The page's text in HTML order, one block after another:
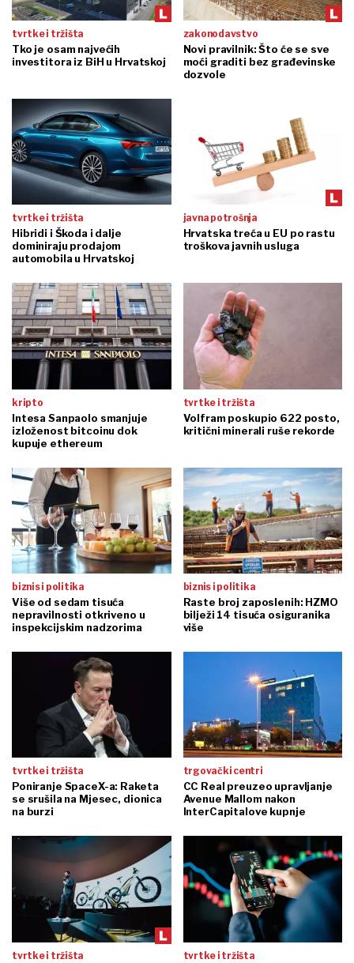
tvrtke i tržišta
Tko je osam najvećih
investitora iz BiH u Hrvatskoj
zakonodavstvo
Novi pravilnik: Što će se sve
moći graditi bez građevinske
dozvole
tvrtke i tržišta
Hibridi i Škoda i dalje
dominiraju prodajom
automobila u Hrvatskoj
javna potrošnja
Hrvatska treća u EU po rastu
troškova javnih usluga
kripto
Intesa Sanpaolo smanjuje
izloženost bitcoinu dok
kupuje ethereum
tvrtke i tržišta
Volfram poskupio 622 posto,
kritični minerali ruše rekorde
biznis i politika
Više od sedam tisuća
nepravilnosti otkriveno u
inspekcijskim nadzorima
biznis i politika
Raste broj zaposlenih: HZMO
bilježi 14 tisuća osiguranika
više
tvrtke i tržišta
Poniranje SpaceX-a: Raketa
se srušila na Mjesec, dionica
na burzi
trgovački centri
CC Real preuzeo upravljanje
Avenue Mallom nakon
InterCapitalove kupnje
tvrtke i tržišta tvrtke i tržišta